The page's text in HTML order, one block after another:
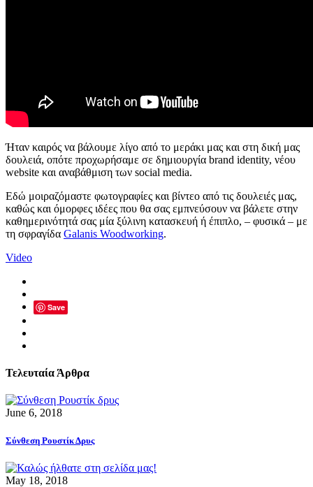
Ήταν καιρός να βάλουμε λίγο από το μεράκι μας και στη δική μας
δουλειά, οπότε προχωρήσαμε σε δημιουργία brand identity, νέου
website και αναβάθμιση των social media.
Εδώ μοιραζόμαστε φωτογραφίες και βίντεο από τις δουλειές μας,
καθώς και όμορφες ιδέες που θα σας εμπνεύσουν να βάλετε στην
καθημερινότητά σας μία ξύλινη κατασκευή ή έπιπλο, – φυσικά – με
τη σφραγίδα Galanis Woodworking​.
Video
Save
Τελευταία Άρθρα
June 6, 2018
Σύνθεση Ρουστίκ Δρυς
May 18, 2018